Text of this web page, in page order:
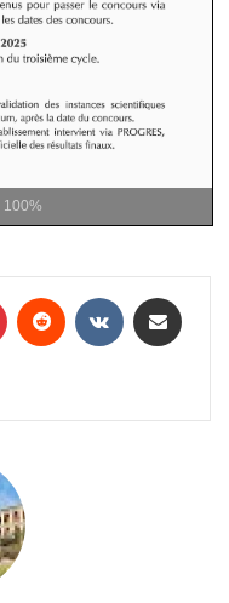
100%
Pinterest Reddit VKontakte